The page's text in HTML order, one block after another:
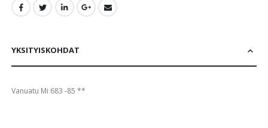
YKSITYISKOHDAT
Vanuatu Mi 683 -85 **